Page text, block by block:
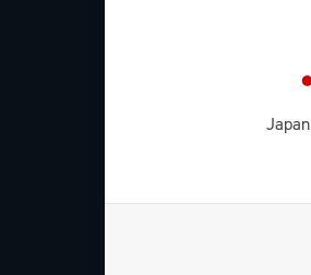
Japan